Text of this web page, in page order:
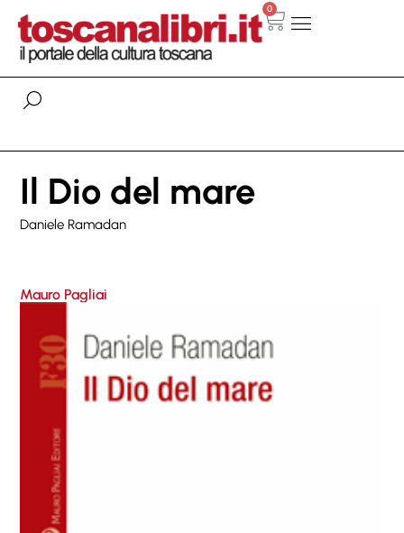
0
Il Dio del mare
Daniele Ramadan
Mauro Pagliai